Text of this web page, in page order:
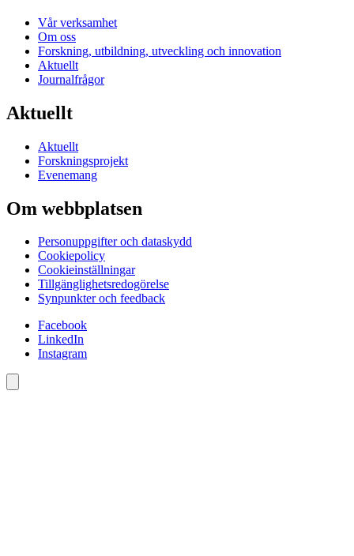
Vår verksamhet
Om oss
Forskning, utbildning, utveckling och innovation
Aktuellt
Journalfrågor
Aktuellt
Aktuellt
Forskningsprojekt
Evenemang
Om webbplatsen
Personuppgifter och dataskydd
Cookiepolicy
Cookieinställningar
Tillgänglighetsredogörelse
Synpunkter och feedback
Facebook
LinkedIn
Instagram